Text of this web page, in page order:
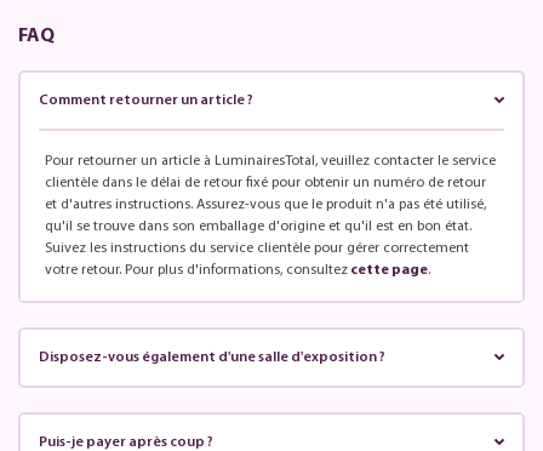
FAQ
Comment retourner un article ?
Pour retourner un article à LuminairesTotal, veuillez contacter le service
clientèle dans le délai de retour fixé pour obtenir un numéro de retour
et d'autres instructions. Assurez-vous que le produit n'a pas été utilisé,
qu'il se trouve dans son emballage d'origine et qu'il est en bon état.
Suivez les instructions du service clientèle pour gérer correctement
votre retour. Pour plus d'informations, consultez cette page.
Disposez-vous également d'une salle d'exposition ?
Puis-je payer après coup ?